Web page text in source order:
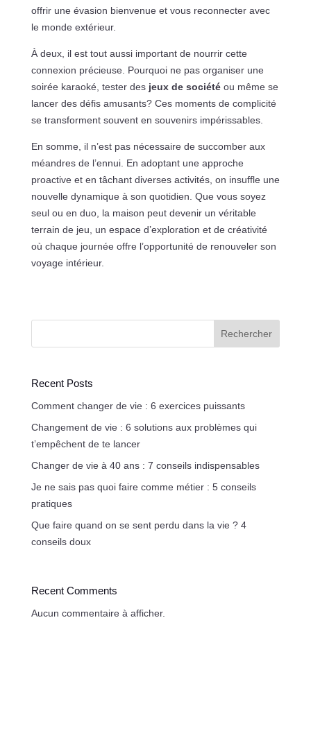
offrir une évasion bienvenue et vous reconnecter avec
le monde extérieur.
À deux, il est tout aussi important de nourrir cette
connexion précieuse. Pourquoi ne pas organiser une
soirée karaoké, tester des jeux de sociétéou même se
lancer des défis amusants? Ces moments de complicité
se transforment souvent en souvenirs impérissables.
En somme, il n’est pas nécessaire de succomber aux
méandres de l’ennui. En adoptant une approche
proactive et en tâchant diverses activités, on insuffle une
nouvelle dynamique à son quotidien. Que vous soyez
seul ou en duo, la maison peut devenir un véritable
terrain de jeu, un espace d’exploration et de créativité
où chaque journée offre l’opportunité de renouveler son
voyage intérieur.
Rechercher
Recent Posts
Comment changer de vie : 6 exercices puissants
Changement de vie : 6 solutions aux problèmes qui
t’empêchent de te lancer
Changer de vie à 40 ans : 7 conseils indispensables
Je ne sais pas quoi faire comme métier : 5 conseils
pratiques
Que faire quand on se sent perdu dans la vie ? 4
conseils doux
Recent Comments
Aucun commentaire à afficher.